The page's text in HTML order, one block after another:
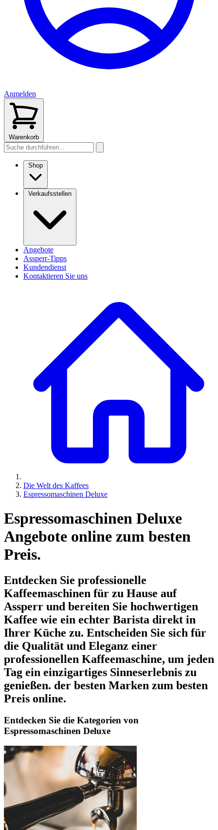
Anmelden
Warenkorb
Shop
Verkaufsstellen
Angebote
Assperr-Tipps
Kundendienst
Kontaktieren Sie uns
Die Welt des Kaffees
Espressomaschinen Deluxe
Espressomaschinen Deluxe
Angebote online zum besten
Preis.
Entdecken Sie professionelle
Kaffeemaschinen für zu Hause auf
Assperr und bereiten Sie hochwertigen
Kaffee wie ein echter Barista direkt in
Ihrer Küche zu. Entscheiden Sie sich für
die Qualität und Eleganz einer
professionellen Kaffeemaschine, um jeden
Tag ein einzigartiges Sinneserlebnis zu
genießen. der besten Marken zum besten
Preis online.
Entdecken Sie die Kategorien von
Espressomaschinen Deluxe